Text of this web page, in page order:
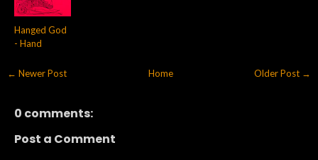
Hanged God
- Hand
← Newer Post Older Post →
Home
0 comments:
Post a Comment